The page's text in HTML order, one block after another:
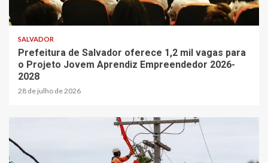
SALVADOR
Prefeitura de Salvador oferece 1,2 mil vagas para
o Projeto Jovem Aprendiz Empreendedor 2026-
2028
28 de julho de 2026